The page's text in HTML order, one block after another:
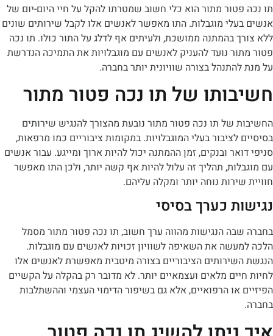
מתור הוא כלי חשוב שמטרתו להקל על חיי היום-יום של
מוגבלות. התו מאפשר לאנשים אלו לקבל שירותים שונים
בהמתנה ממושכת, ולעיתים אף לדלג על התור כולו.תו נכה
נועד להעניק לאנשים עם מוגבלויות את התמיכה הנדרשת
בצורה שוויונית יותר בחברה.
של תו נכה פטור מתור
שלתו נכה פטור מתורנובעת מהצורך להנגיש שירותים
בעלי המוגבלויות. במקומות ציבוריים כמו מרפאות,
ובנקים, זמן ההמתנה יכול להיות ארוך ומייגע. עבור אנשים
תהליך זה עלול להיות אף קשה יותר, ולכן התו מאפשר
נוחה יותר ומקלה עליהם.
כערך בסיסי
הנגישות מהווה ערך חשוב, תו נכה פטור מתור מסמל
את השאיפה לשוויון זכויות לאנשים עם מוגבלות.
הציבוריים בצורה מיטבית מאפשרת לאנשים אלו
מלאים ועצמאיים יותר. לא מדובר רק בהקלה על הקשיים
או הרפואיים, אלא גם בשיפור הדימוי העצמי וההשתלבות